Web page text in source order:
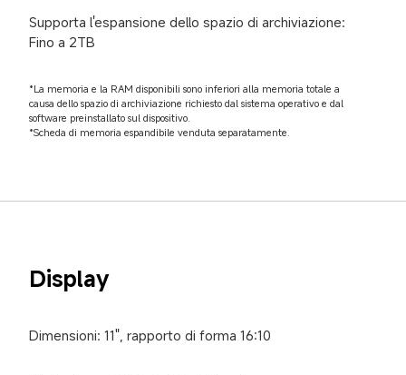
Supporta l'espansione dello spazio di archiviazione:
Fino a 2TB
*La memoria e la RAM disponibili sono inferiori alla memoria totale a
causa dello spazio di archiviazione richiesto dal sistema operativo e dal
software preinstallato sul dispositivo.
*Scheda di memoria espandibile venduta separatamente.
Display
Dimensioni: 11", rapporto di forma 16:10